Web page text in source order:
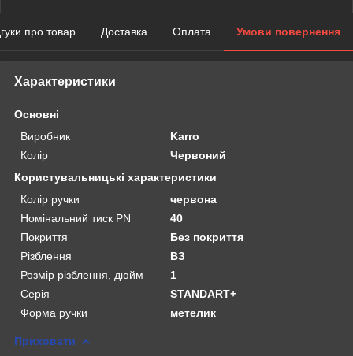
про товар Доставка Оплата Умови повернення
Характеристики
Основні
Виробник
Karro
Колір
Червоний
Користувальницькі характеристики
Колір ручки
червона
Номінальний тиск PN
40
Покриття
Без покриття
Рiзблення
BЗ
Розмiр рiзблення, дюйм
1
Серія
STANDART+
Форма ручки
метелик
Приховати